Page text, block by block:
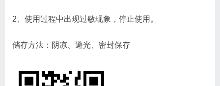
2、使用过程中出现过敏现象，停止使用。
储存方法：阴凉、避光、密封保存